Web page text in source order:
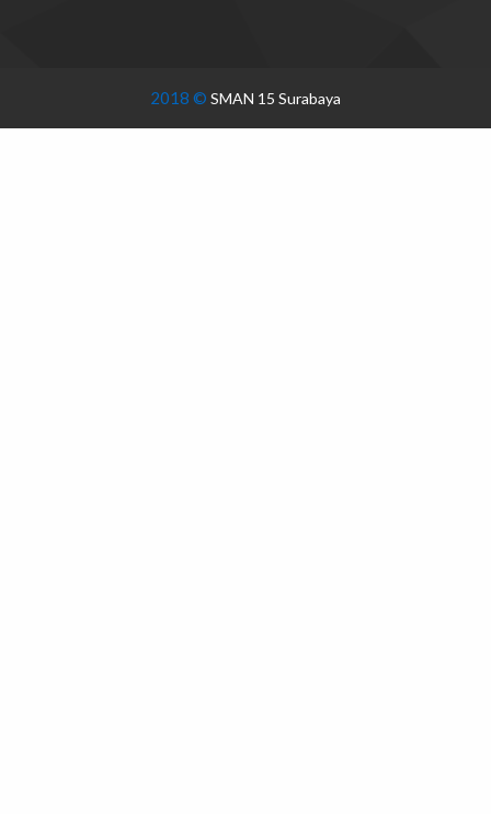
2018 © SMAN 15 Surabaya